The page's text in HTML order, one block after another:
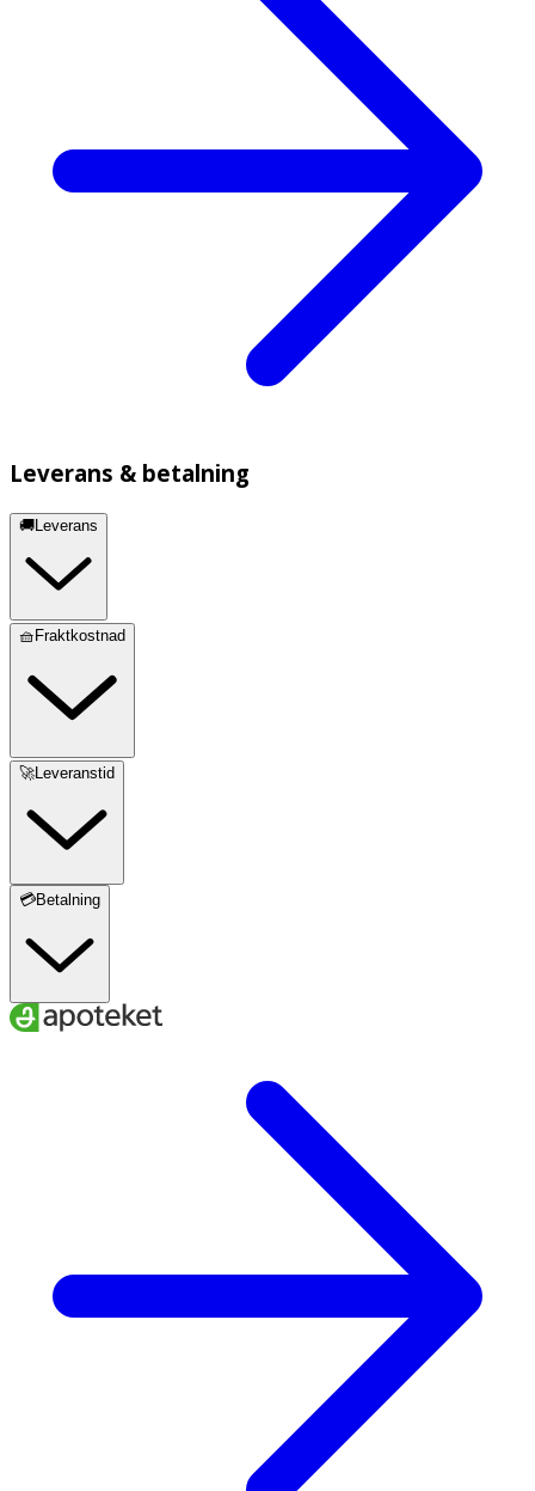
Leverans & betalning
🚚Leverans
🧺Fraktkostnad
🚀Leveranstid
💳Betalning